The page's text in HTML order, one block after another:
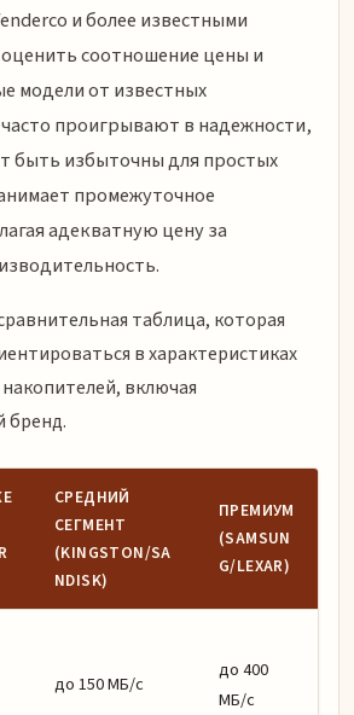
и более известными
соотношение цены и
модели от известных
проигрывают в надежности,
быть избыточны для простых
промежуточное
адекватную цену за
таблица, которая
в характеристиках
включая
бренд.
СРЕДНИЙ
СЕГМЕНТ
(KINGSTON/SA
NDISK)
ПРЕМИУМ
(SAMSUN
G/LEXAR)
до 150 МБ/с
до 400
МБ/с